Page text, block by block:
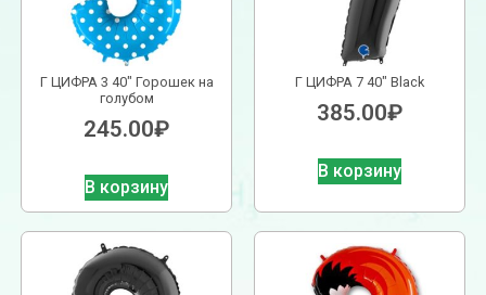
Г ЦИФРА 3 40″ Горошек на
голубом
245.00₽
В корзину
Г ЦИФРА 7 40″ Black
385.00₽
В корзину